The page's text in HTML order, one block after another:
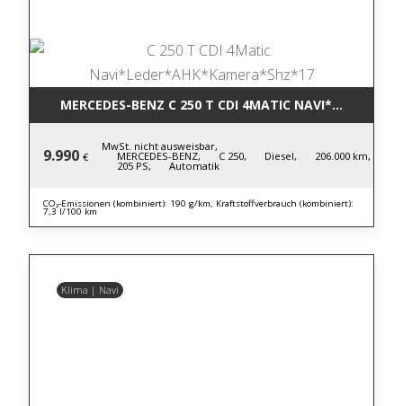
MERCEDES-BENZ C 250 T CDI 4MATIC
9.990 €
MwSt. nicht ausweisbar,
MERCEDES-BENZ, C 250, Diesel, 206.000 km,
205 PS, Automatik
CO₂-Emissionen (kombiniert): 190 g/km, Kraftstoffverbrauch (kombiniert):
7,3 l/100 km
Klima | Navi